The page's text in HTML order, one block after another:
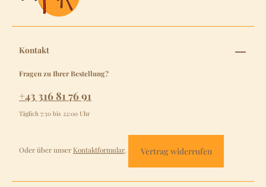
Kontakt
Fragen zu Ihrer Bestellung?
+43 316 81 76 91
Täglich 7:30 bis 22:00 Uhr
Oder über unser Kontaktformular. Vertrag widerrufen